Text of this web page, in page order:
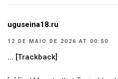
uguseina18.ru
12 DE MAIO DE 2026 AT 00:50
… [Trackback]